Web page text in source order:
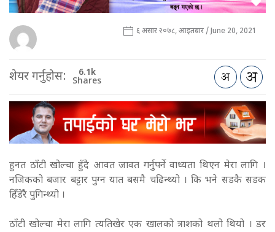
६ असार २०७८, आइतबार / June 20, 2021
शेयर गर्नुहोस: 6.1k
Shares
हुनत ठाँटी खोल्चा हुँदै आवत­ जावत गर्नुपर्ने वाध्यता थिएन मेरा लागि ।
नजिकको बजार बट्टार पुग्न यात बसमै चढिन्थ्यो । कि भने सडकै सडक
हिँडेरै पुगिन्थ्यो ।
ठाँटी खोल्चा मेरा लागि त्यतिखेर एक खालको त्राशको थलो थियो । डर